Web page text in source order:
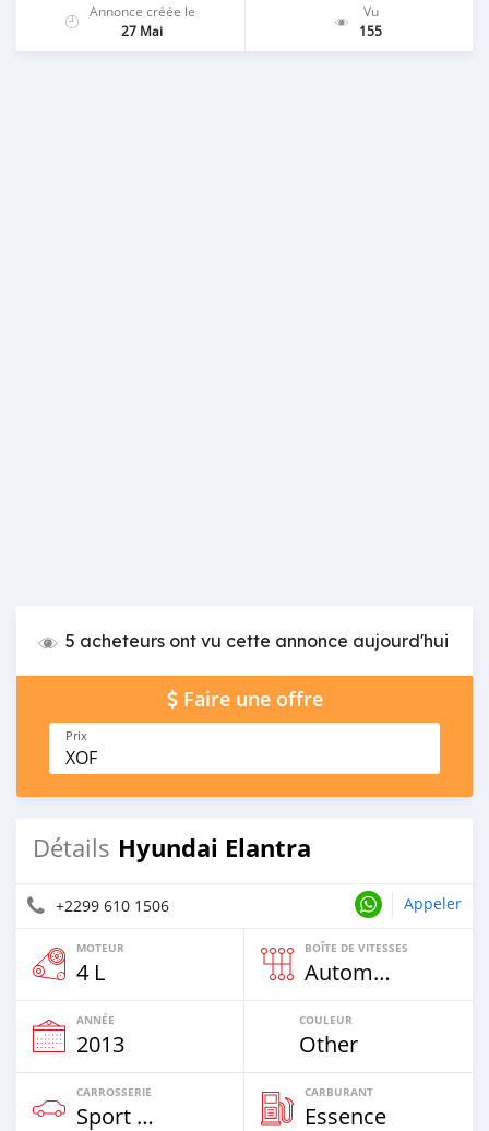
Annonce créée le
27 Mai
Vu
155
5 acheteurs ont vu cette annonce aujourd'hui
Faire une offre
Prix
XOF
Détails Hyundai Elantra
+2299 610 1506 Appeler
MOTEUR
4 L
BOÎTE DE VITESSES
Automatique
ANNÉE
2013
COULEUR
Other
CARROSSERIE
Sport Car
CARBURANT
Essence